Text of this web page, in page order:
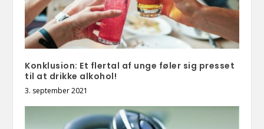
Konklusion: Et flertal af unge føler sig presset
til at drikke alkohol!
3. september 2021